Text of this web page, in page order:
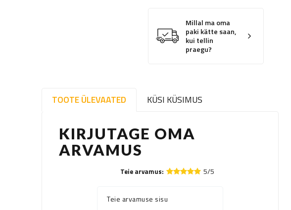
Millal ma oma
paki kätte saan,
kui tellin
praegu?
TOOTE ÜLEVAATED KÜSI KÜSIMUS
KIRJUTAGE OMA
ARVAMUS
Teie arvamus: 5/5
Teie arvamuse sisu